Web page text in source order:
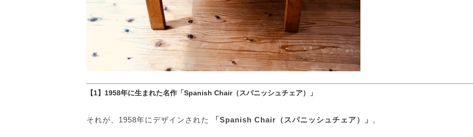
【1】1958年に生まれた名作「Spanish Chair（スパニッシュチェア）」
それが、1958年にデザインされた 「Spanish Chair（スパニッシュチェア）」 。